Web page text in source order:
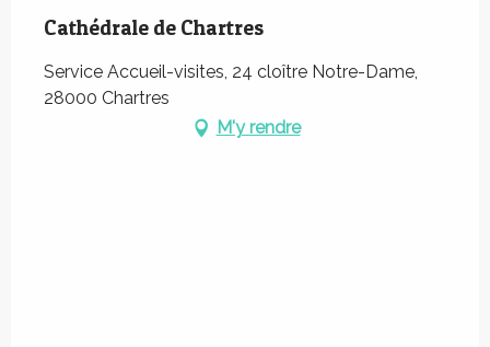
Cathédrale de Chartres
Service Accueil-visites, 24 cloître Notre-Dame,
28000 Chartres
M'y rendre